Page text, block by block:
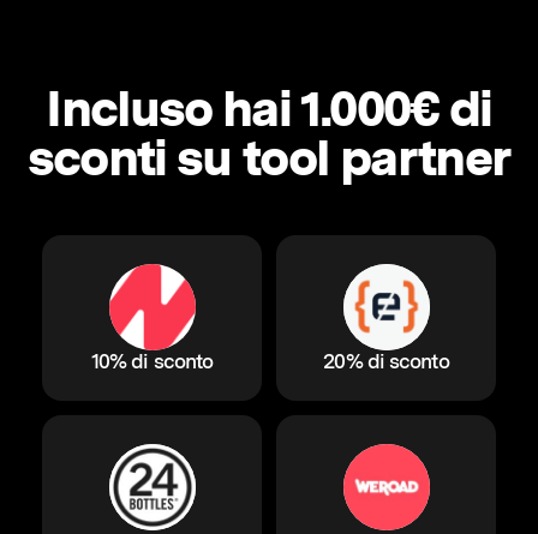
Incluso hai 1.000€ di
sconti su tool partner
10% di sconto 20% di sconto